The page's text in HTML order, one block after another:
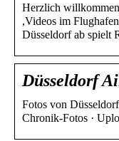
Herzlich
,Videos im
Düsseldorf ab spielt
Düsseldorf
Fotos von
Chronik-Fotos ·